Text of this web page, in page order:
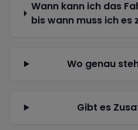
Wann kann ich das
bis wann muss ich es
Wo genau
Gibt es